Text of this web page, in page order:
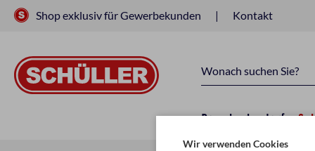
Shop exklusiv für Gewerbekunden Kontakt
Raucherbedarf
Wir verwenden Cookies